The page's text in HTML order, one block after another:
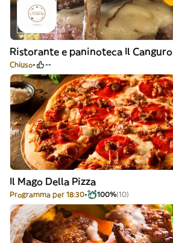
Ristorante e paninoteca Il Canguro
Chiuso --
Il Mago Della Pizza
Programma per 18:30 100%(10)